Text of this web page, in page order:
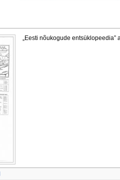
„Eesti nõukogude